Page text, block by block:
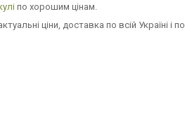
по хорошим цінам.
ціни, доставка по всій Україні і